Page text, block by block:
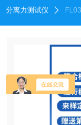
分离力测试仪